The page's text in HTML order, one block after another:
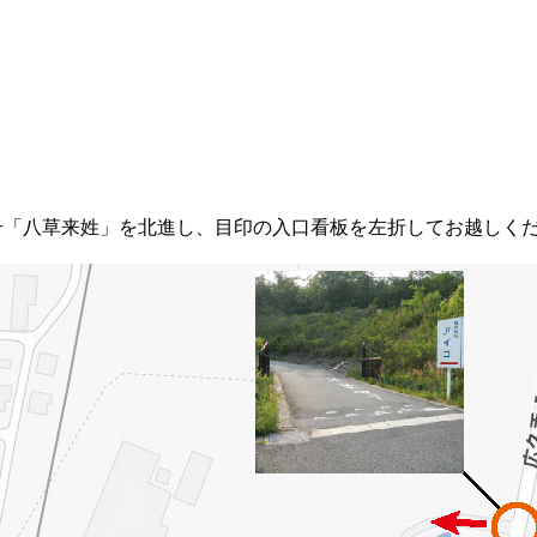
草来姓」を北進し、目印の入口看板を左折してお越しく